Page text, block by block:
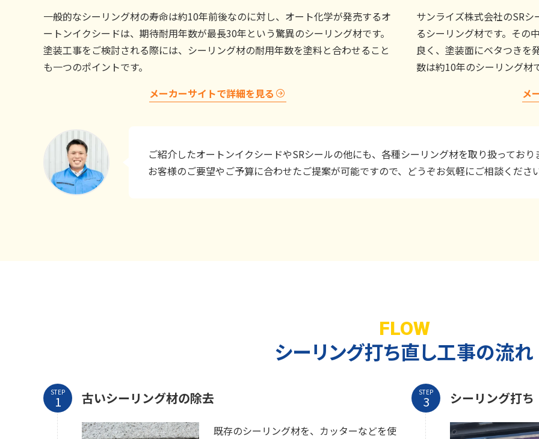
一般的なシーリング材の寿命は約10年前後なのに対し、オート化学が発売するオ
ートンイクシードは、期待耐用年数が最長30年という驚異のシーリング材です。
塗装工事をご検討される際には、シーリング材の耐用年数を塗料と合わせること
も一つのポイントです。
メーカーサイトで詳細を見る
サンライズ株式会社のSR
るシーリング材です。その
良く、塗装面にベタつきを
数は約10年のシーリング材
メ
ご紹介したオートンイクシードやSRシールの他にも、各種シーリング材を取り扱っており
お客様のご要望やご予算に合わせたご提案が可能ですので、どうぞお気軽にご相談くださ
FLOW
シーリング打ち直し工事の流れ
STEP 古いシーリング材の除去
既存のシーリング材を、カッターなどを使
STEP シーリング打ち